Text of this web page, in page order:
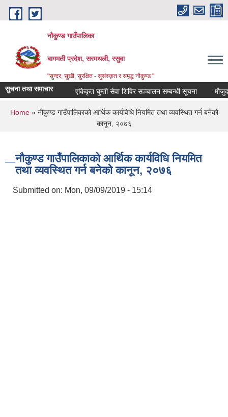
Skip to main content
नौकुण्ड गाउँपालिका
बागमती प्रदेश, सरमथली, रसुवा
"सुन्दर, सुखी, सुरक्षित - सुसंस्कृत र समृद्ध नौकुण्ड "
सुचना तथा समाचार एकिकृत घुम्ती सेवा शिविर सञ्‍चालन सम्बन्धी सूचना
You are here
Home» नौकुण्ड गाउँपालिकाको आर्थिक कार्यविधि नियमित तथा व्यवस्थित गर्न बनेको
कानून, २०७६
नौकुण्ड गाउँपालिकाको आर्थिक कार्यविधि नियमित
तथा व्यवस्थित गर्न बनेको कानून, २०७६
Submitted on: Mon, 09/09/2019 - 15:14